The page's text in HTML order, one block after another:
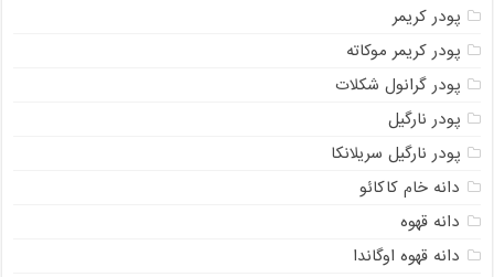
پودر کریمر
پودر کریمر موکاته
پودر گرانول شکلات
پودر نارگیل
پودر نارگیل سریلانکا
دانه خام کاکائو
دانه قهوه
دانه قهوه اوگاندا